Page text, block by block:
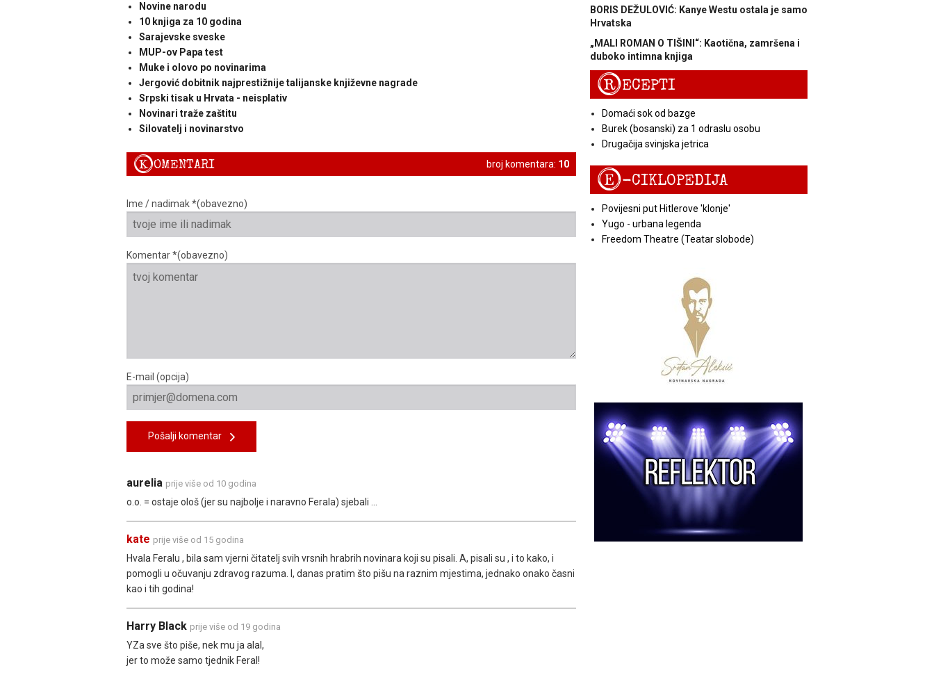
Novine narodu
10 knjiga za 10 godina
Sarajevske sveske
MUP-ov Papa test
Muke i olovo po novinarima
Jergović dobitnik najprestižnije talijanske književne nagrade
Srpski tisak u Hrvata - neisplativ
Novinari traže zaštitu
Silovatelj i novinarstvo
broj komentara: 10
KOMENTARI
Ime / nadimak *(obavezno)
Komentar *(obavezno)
E-mail (opcija)
Pošalji komentar
aurelia prije više od 10 godina
o.o. = ostaje ološ (jer su najbolje i naravno Ferala) sjebali ...
kate prije više od 15 godina
Hvala Feralu , bila sam vjerni čitatelj svih vrsnih hrabrih novinara koji su pisali. A, pisali su , i to kako, i
pomogli u očuvanju zdravog razuma. I, danas pratim što pišu na raznim mjestima, jednako onako časni
kao i tih godina!
Harry Black prije više od 19 godina
YZa sve što piše, nek mu ja alal,
jer to može samo tjednik Feral!
BORIS DEŽULOVIĆ: Kanye Westu ostala je samo
Hrvatska
„MALI ROMAN O TIŠINI“: Kaotična, zamršena i
duboko intimna knjiga
RECEPTI
Domaći sok od bazge
Burek (bosanski) za 1 odraslu osobu
Drugačija svinjska jetrica
E-CIKLOPEDIJA
Povijesni put Hitlerove 'klonje'
Yugo - urbana legenda
Freedom Theatre (Teatar slobode)